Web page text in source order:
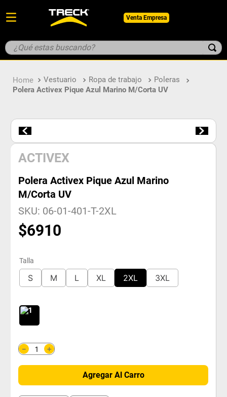
Venta Empresa
¿Qué estas buscando?
Vestuario Ropa de trabajo
Poleras
Polera Activex Pique Azul Marino M/Corta UV
ACTIVEX
Polera Activex Pique Azul Marino
M/Corta UV
SKU: 06-01-401-T-2XL
$6910
Talla
S M L XL 2XL 3XL
＋
－
Agregar Al Carro
1. botin